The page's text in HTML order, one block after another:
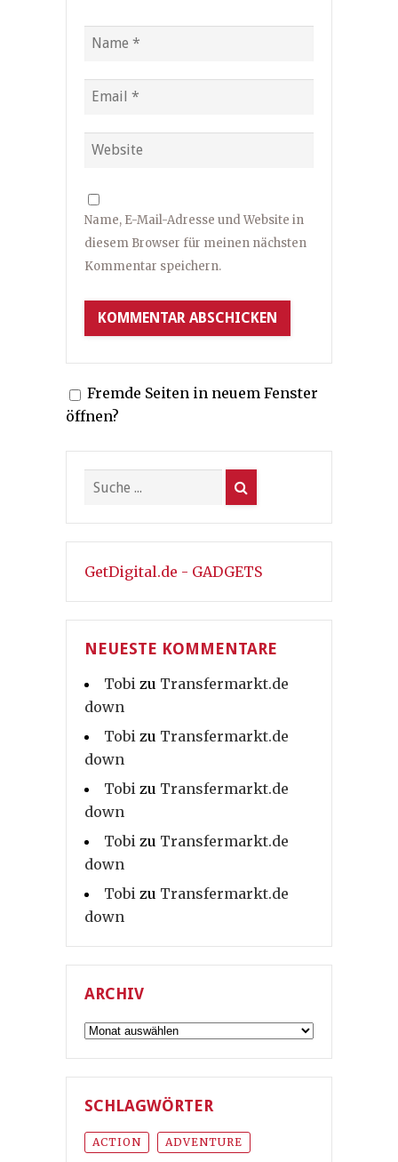
Name, E-Mail-Adresse und Website in
diesem Browser für meinen nächsten
Kommentar speichern.
Fremde Seiten in neuem Fenster
öffnen?
GetDigital.de - GADGETS
NEUESTE KOMMENTARE
Tobi zu Transfermarkt.de
down
Tobi zu Transfermarkt.de
down
Tobi zu Transfermarkt.de
down
Tobi zu Transfermarkt.de
down
Tobi zu Transfermarkt.de
down
ARCHIV
Archiv
SCHLAGWÖRTER
ACTION ADVENTURE